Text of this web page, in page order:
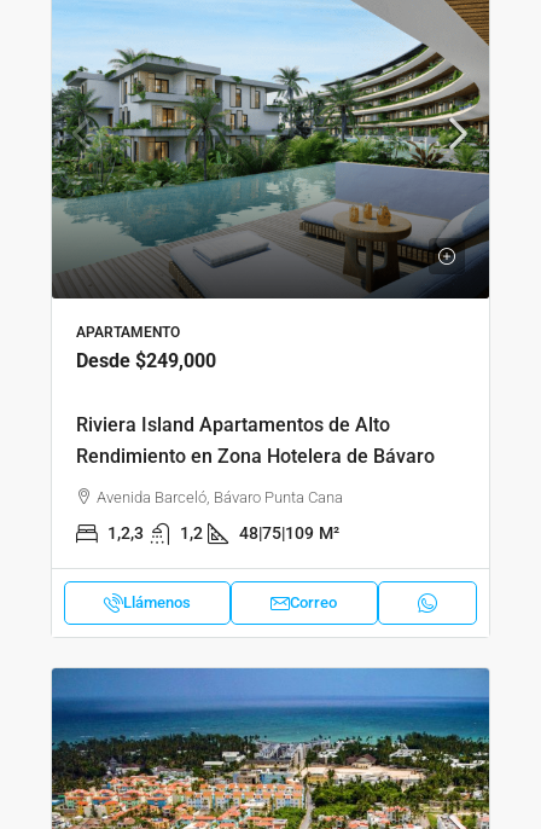
APARTAMENTO
Desde $249,000
Riviera Island Apartamentos de Alto
Rendimiento en Zona Hotelera de Bávaro
Avenida Barceló, Bávaro Punta Cana
1,2,3 1,2 48|75|109 M²
Llámenos Correo